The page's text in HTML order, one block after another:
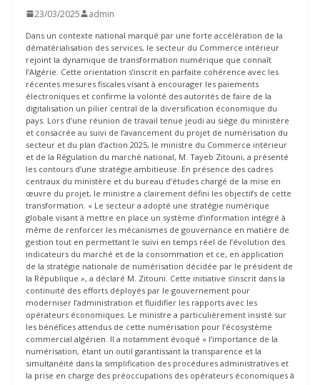
23/03/2025 admin
Dans un contexte national marqué par une forte accélération de la
dématérialisation des services, le secteur du Commerce intérieur
rejoint la dynamique de transformation numérique que connaît
l’Algérie. Cette orientation s’inscrit en parfaite cohérence avec les
récentes mesures fiscales visant à encourager les paiements
électroniques et confirme la volonté des autorités de faire de la
digitalisation un pilier central de la diversification économique du
pays. Lors d’une réunion de travail tenue jeudi au siège du ministère
et consacrée au suivi de l’avancement du projet de numérisation du
secteur et du plan d’action 2025, le ministre du Commerce intérieur
et de la Régulation du marché national, M. Tayeb Zitouni, a présenté
les contours d’une stratégie ambitieuse. En présence des cadres
centraux du ministère et du bureau d’études chargé de la mise en
œuvre du projet, le ministre a clairement défini les objectifs de cette
transformation. « Le secteur a adopté une stratégie numérique
globale visant à mettre en place un système d’information intégré à
même de renforcer les mécanismes de gouvernance en matière de
gestion tout en permettant le suivi en temps réel de l’évolution des
indicateurs du marché et de la consommation et ce, en application
de la stratégie nationale de numérisation décidée par le président de
la République », a déclaré M. Zitouni. Cette initiative s’inscrit dans la
continuité des efforts déployés par le gouvernement pour
moderniser l’administration et fluidifier les rapports avec les
opérateurs économiques. Le ministre a particulièrement insisté sur
les bénéfices attendus de cette numérisation pour l’écosystème
commercial algérien. Il a notamment évoqué « l’importance de la
numérisation, étant un outil garantissant la transparence et la
simultanéité dans la simplification des procédures administratives et
la prise en charge des préoccupations des opérateurs économiques à